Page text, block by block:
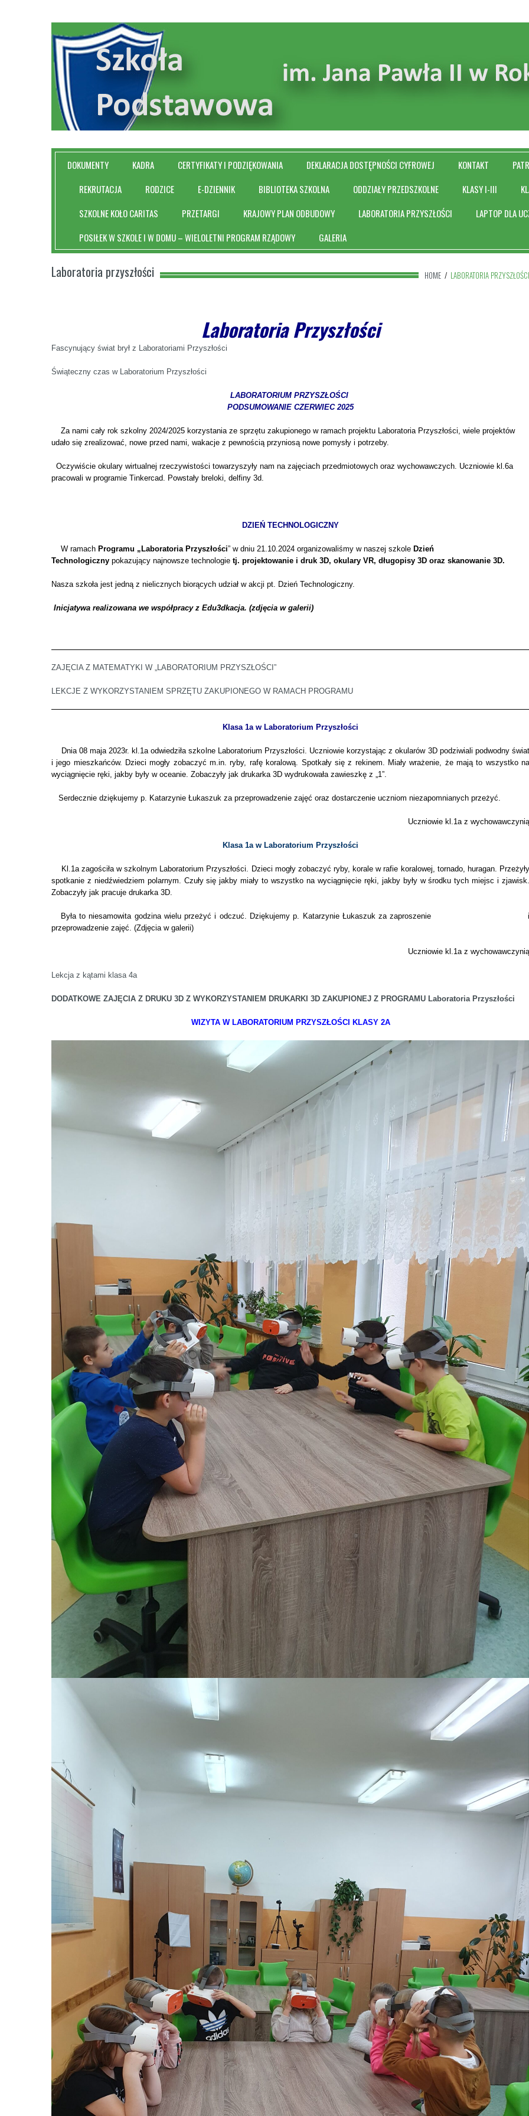
DOKUMENTY KADRA CERTYFIKATY I PODZIĘKOWANIA DEKLARACJA DOSTĘPNOŚCI CYFROWEJ KONTAKT
REKRUTACJA
RODZICE E-DZIENNIK BIBLIOTEKA SZKOLNA ODDZIAŁY PRZEDSZKOLNE KLASY I-III
SZKOLNE KOŁO CARITAS
PRZETARGI KRAJOWY PLAN ODBUDOWY LABORATORIA PRZYSZŁOŚCI LAPTOP DLA
POSIŁEK W SZKOLE I W DOMU – WIELOLETNI PROGRAM RZĄDOWY
GALERIA
HOME / LABORATORIA PRZYSZŁOŚCI
Laboratoria przyszłości
Laboratoria Przyszłości
Fascynujący świat brył z Laboratoriami Przyszłości
Świąteczny czas w Laboratorium Przyszłości
LABORATORIUM PRZYSZŁOŚCI
PODSUMOWANIE CZERWIEC 2025
Za nami cały rok szkolny 2024/2025 korzystania ze sprzętu zakupionego w ramach projektu Laboratoria Przyszłości, wiele projektów
udało się zrealizować, nowe przed nami, wakacje z pewnością przyniosą nowe pomysły i potrzeby.
Oczywiście okulary wirtualnej rzeczywistości towarzyszyły nam na zajęciach przedmiotowych oraz wychowawczych. Uczniowie kl.6a
pracowali w programie Tinkercad. Powstały breloki, delfiny 3d.
DZIEŃ TECHNOLOGICZNY
W ramach Programu „Laboratoria Przyszłości” w dniu 21.10.2024 organizowaliśmy w naszej szkole Dzień
Technologiczny pokazujący najnowsze technologie tj. projektowanie i druk 3D, okulary VR, długopisy 3D oraz skanowanie 3D.
Nasza szkoła jest jedną z nielicznych biorących udział w akcji pt. Dzień Technologiczny.
Inicjatywa realizowana we współpracy z Edu3dkacja. (zdjęcia w galerii)
ZAJĘCIA Z MATEMATYKI W „LABORATORIUM PRZYSZŁOŚCI”
LEKCJE Z WYKORZYSTANIEM SPRZĘTU ZAKUPIONEGO W RAMACH PROGRAMU
Klasa 1a w Laboratorium Przyszłości
Dnia 08 maja 2023r. kl.1a odwiedziła szkolne Laboratorium Przyszłości. Uczniowie korzystając z okularów 3D podziwiali podwodny świat
i jego mieszkańców. Dzieci mogły zobaczyć m.in. ryby, rafę koralową. Spotkały się z rekinem. Miały wrażenie, że mają to wszystko na
wyciągnięcie ręki, jakby były w oceanie. Zobaczyły jak drukarka 3D wydrukowała zawieszkę z „1”.
Serdecznie dziękujemy p. Katarzynie Łukaszuk za przeprowadzenie zajęć oraz dostarczenie uczniom niezapomnianych przeżyć.
Uczniowie kl.1a z wychowawczynią
Klasa 1a w Laboratorium Przyszłości
Kl.1a zagościła w szkolnym Laboratorium Przyszłości. Dzieci mogły zobaczyć ryby, korale w rafie koralowej, tornado, huragan. Przeżyły
spotkanie z niedźwiedziem polarnym. Czuły się jakby miały to wszystko na wyciągnięcie ręki, jakby były w środku tych miejsc i zjawisk.
Zobaczyły jak pracuje drukarka 3D.
Była to niesamowita godzina wielu przeżyć i odczuć. Dziękujemy p. Katarzynie Łukaszuk za zaproszenie i
przeprowadzenie zajęć. (Zdjęcia w galerii)
Uczniowie kl.1a z wychowawczynią
Lekcja z kątami klasa 4a
DODATKOWE ZAJĘCIA Z DRUKU 3D Z WYKORZYSTANIEM DRUKARKI 3D ZAKUPIONEJ Z PROGRAMU Laboratoria Przyszłości
WIZYTA W LABORATORIUM PRZYSZŁOŚCI KLASY 2A